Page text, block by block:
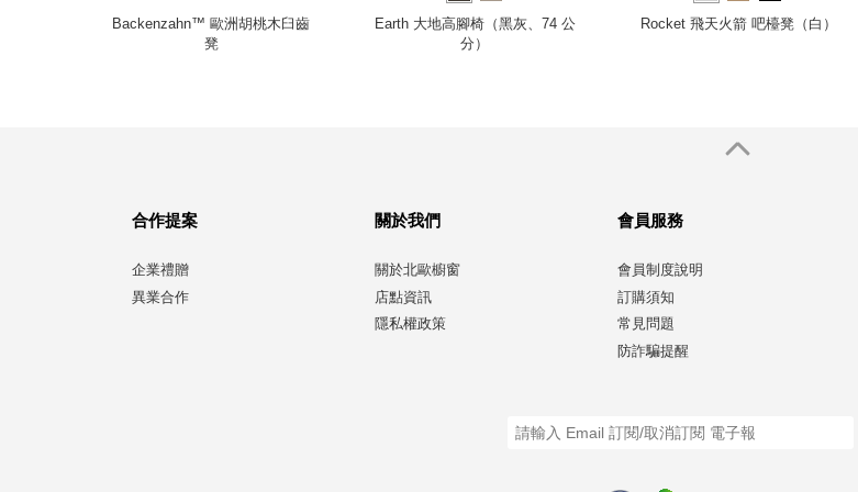
Backenzahn™ 歐洲胡桃木臼齒
凳
Earth 大地高腳椅（黑灰、74 公
分）
Rocket 飛天火箭 吧檯凳（白）
合作提案
企業禮贈
異業合作
關於我們
關於北歐櫥窗
店點資訊
隱私權政策
會員服務
會員制度說明
訂購須知
常見問題
防詐騙提醒